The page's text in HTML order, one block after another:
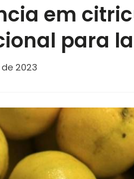
em
para
2023